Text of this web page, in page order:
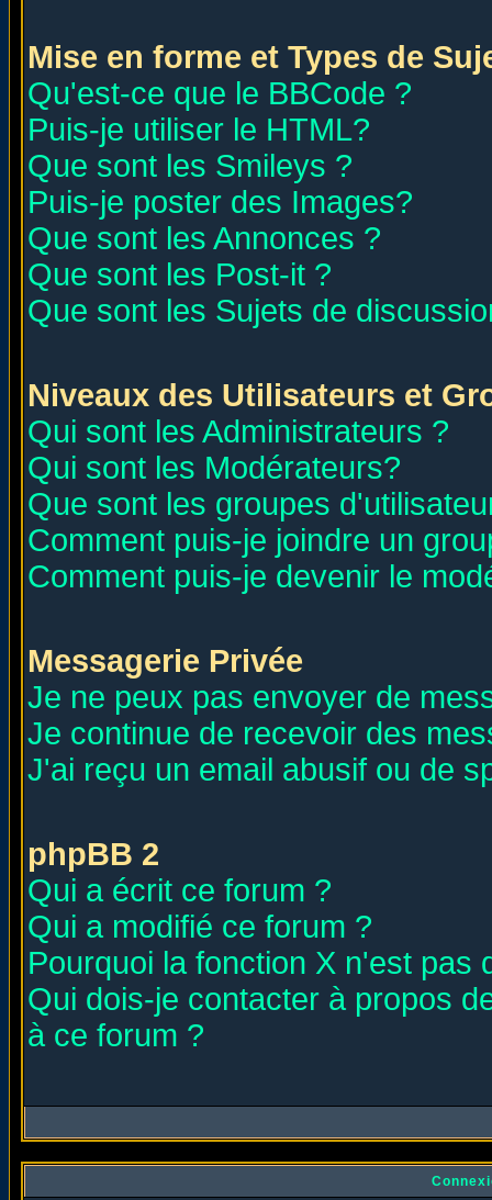
Mise en forme et Types de
Qu'est-ce que le BBCode ?
Puis-je utiliser le HTML?
Que sont les Smileys ?
Puis-je poster des Images?
Que sont les Annonces ?
Que sont les Post-it ?
Que sont les Sujets de
Niveaux des Utilisateurs et
Qui sont les Administrateurs ?
Qui sont les Modérateurs?
Que sont les groupes
Comment puis-je joindre un
Comment puis-je devenir le
Messagerie Privée
Je ne peux pas envoyer de
Je continue de recevoir des
J'ai reçu un email abusif ou de
phpBB 2
Qui a écrit ce forum ?
Qui a modifié ce forum ?
Pourquoi la fonction X n'est pas
Qui dois-je contacter à propos
à ce forum ?